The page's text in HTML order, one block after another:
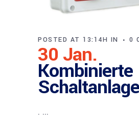
30 Jan.
Kombinierte
Schaltanlage
POSTED AT 13:14H IN 0
. ...